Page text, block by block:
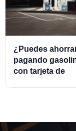
¿Puedes
pagando
con tarjeta de